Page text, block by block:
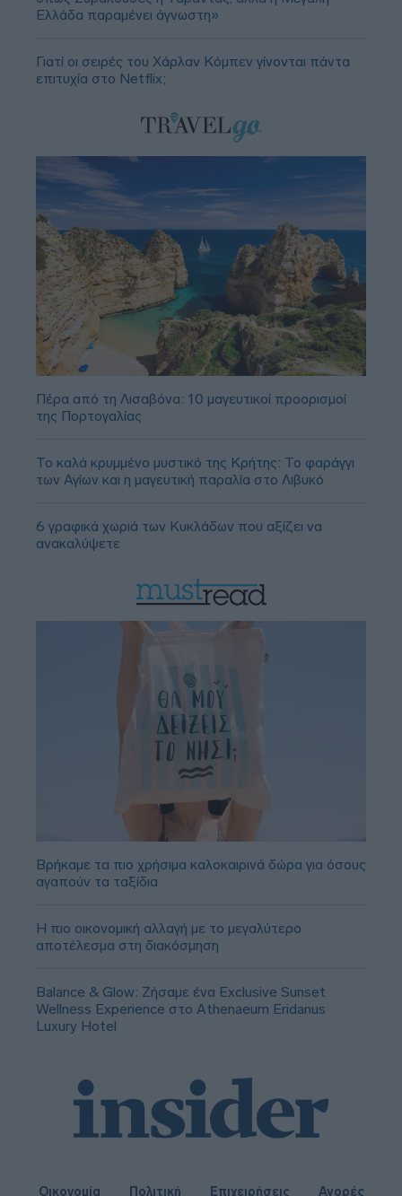
Ελλάδα παραμένει άγνωστη»
Γιατί οι σειρές του Χάρλαν Κόμπεν γίνονται πάντα
επιτυχία στο Netflix;
Πέρα από τη Λισαβόνα: 10 μαγευτικοί προορισμοί
της Πορτογαλίας
Το καλά κρυμμένο μυστικό της Κρήτης: Το φαράγγι
των Αγίων και η μαγευτική παραλία στο Λιβυκό
6 γραφικά χωριά των Κυκλάδων που αξίζει να
ανακαλύψετε
Βρήκαμε τα πιο χρήσιμα καλοκαιρινά δώρα για όσους
αγαπούν τα ταξίδια
Η πιο οικονομική αλλαγή με το μεγαλύτερο
αποτέλεσμα στη διακόσμηση
Balance & Glow: Ζήσαμε ένα Exclusive Sunset
Wellness Experience στο Athenaeum Eridanus
Luxury Hotel
Οικονομία Πολιτική Επιχειρήσεις Αγορές